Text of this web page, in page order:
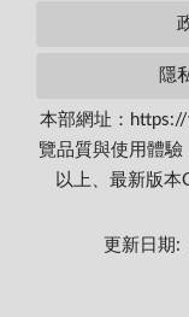
隱
本部網址：
覽品質與使用體
以上、最新版本
更新日期: